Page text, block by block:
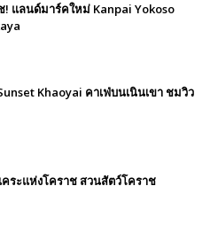
! แลนด์มาร์คใหม่ Kanpai Yokoso
Khaoyai คาเฟ่บนเนินเขา ชมวิว
ระแห่งโคราช สวนสัตว์โคราช